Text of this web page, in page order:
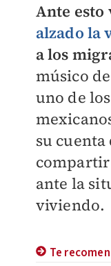
Ante esto
alzado la
a los
músico
uno de
su
compartir
ante la
viviendo.
Te